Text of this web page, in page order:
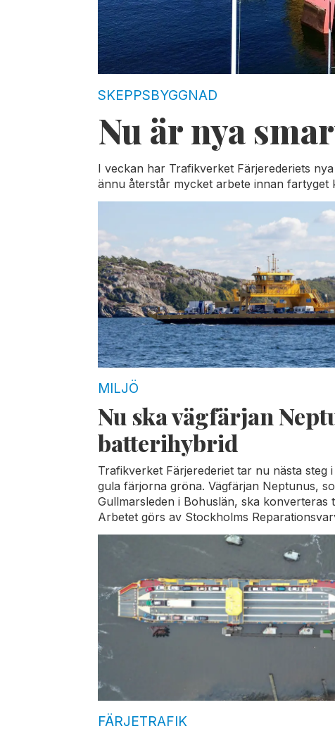
SKEPPSBYGGNAD
Nu är nya
I veckan har Trafikverket Färjerederiets
ännu återstår mycket arbete innan fartyget
MILJÖ
Nu ska vägfärjan
batterihybrid
Trafikverket Färjerederiet tar nu nästa steg
gula färjorna gröna. Vägfärjan Neptunus,
Gullmarsleden i Bohuslän, ska konverteras
Arbetet görs av Stockholms
FÄRJETRAFIK